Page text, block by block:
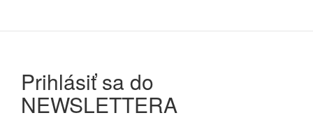
Prihlásiť sa do
NEWSLETTERA